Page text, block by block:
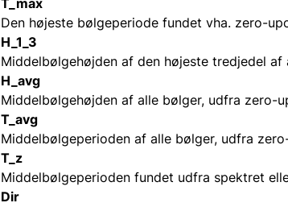
T_max
Den højeste bølgeperiode fundet vha. zero-
H_1_3
Middelbølgehøjden af den højeste tredjedel
H_avg
Middelbølgehøjden af alle bølger, udfra zero-
T_avg
Middelbølgeperioden af alle bølger, udfra
T_z
Middelbølgeperioden fundet udfra spektret
Dir